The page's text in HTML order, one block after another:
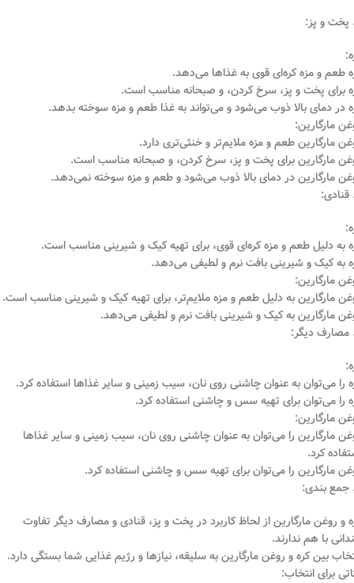
طعم و مزه کره‌ای قوی به غذاها می‌دهد.
برای پخت و پز، سرخ کردن، و صبحانه مناسب است.
در دمای بالا ذوب می‌شود و می‌تواند به غذا طعم و مزه سوخته بدهد.
مارگارین:
مارگارین طعم و مزه ملایم‌تر و خنثی‌تری دارد.
مارگارین برای پخت و پز، سرخ کردن، و صبحانه مناسب است.
مارگارین در دمای بالا ذوب می‌شود و طعم و مزه سوخته نمی‌دهد.
به دلیل طعم و مزه کره‌ای قوی، برای تهیه کیک و شیرینی مناسب است.
به کیک و شیرینی بافت نرم و لطیفی می‌دهد.
مارگارین:
مارگارین به دلیل طعم و مزه ملایم‌تر، برای تهیه کیک و شیرینی مناسب است.
مارگارین به کیک و شیرینی بافت نرم و لطیفی می‌دهد.
را می‌توان به عنوان چاشنی روی نان، سیب زمینی و سایر غذاها استفاده کرد.
را می‌توان برای تهیه سس و چاشنی استفاده کرد.
مارگارین:
مارگارین را می‌توان به عنوان چاشنی روی نان، سیب زمینی و سایر غذاها
کرد.
مارگارین را می‌توان برای تهیه سس و چاشنی استفاده کرد.
و روغن مارگارین از لحاظ کاربرد در پخت و پز، قنادی و مصارف دیگر تفاوت
با هم ندارند.
بین کره و روغن مارگارین به سلیقه، نیازها و رژیم غذایی شما بستگی دارد.
برای انتخاب: